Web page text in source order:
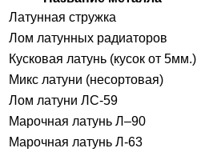
Латунная стружка
Лом латунных радиаторов
Кусковая латунь (кусок от 5мм.)
Микс латуни (несортовая)
Лом латуни ЛС-59
Марочная латунь Л–90
Марочная латунь Л-63